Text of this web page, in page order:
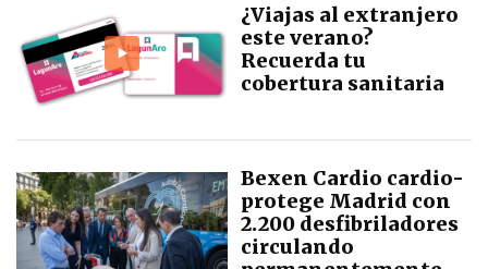
¿Viajas al extranjero
este verano?
Recuerda tu
cobertura sanitaria
Bexen Cardio cardio-
protege Madrid con
2.200 desfibriladores
circulando